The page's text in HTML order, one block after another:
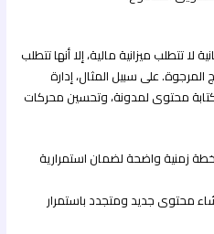
تتطلب ميزانية مالية، إلا أنها تتطلب
المرجوة. على سبيل المثال، إدارة
محتوى لمدونة، وتحسين محركات
خطة زمنية واضحة لضمان استمرارية
محتوى جديد ومتجدد باستمرار